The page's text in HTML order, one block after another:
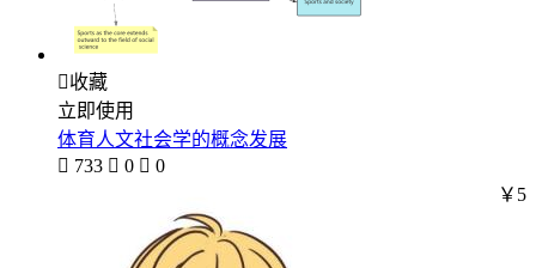
收藏
立即使用
体育人文社会学的概念发展
 733  0  0
￥5